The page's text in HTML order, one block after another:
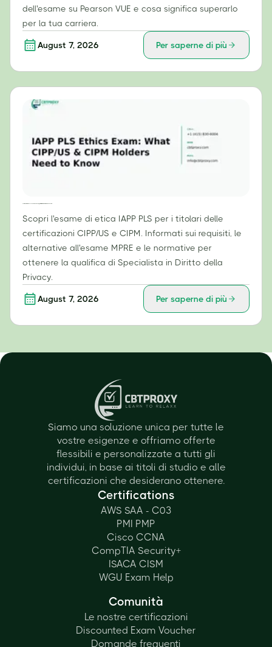
dell'esame su Pearson VUE e cosa significa superarlo
per la tua carriera.
August 7, 2026 Per saperne di più
Scopri l'esame di etica IAPP PLS per i titolari delle
certificazioni CIPP/US e CIPM. Informati sui requisiti, le
alternative all'esame MPRE e le normative per
ottenere la qualifica di Specialista in Diritto della
Privacy.
August 7, 2026 Per saperne di più
Siamo una soluzione unica per tutte le
vostre esigenze e offriamo offerte
flessibili e personalizzate a tutti gli
individui, in base ai titoli di studio e alle
certificazioni che desiderano ottenere.
Certifications
AWS SAA - C03
PMI PMP
Cisco CCNA
CompTIA Security+
ISACA CISM
WGU Exam Help
Comunità
Le nostre certificazioni
Discounted Exam Voucher
Domande frequenti